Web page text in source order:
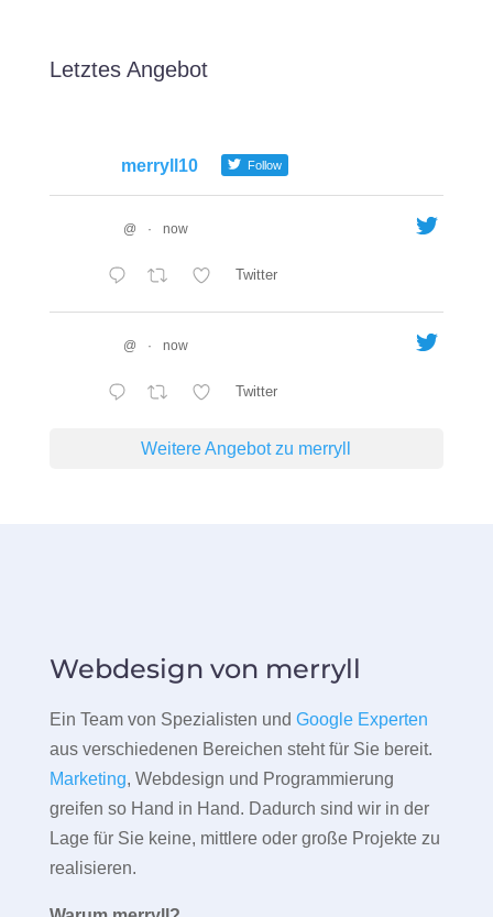
Letztes Angebot
merryll10 Follow
@ · now
Twitter
@ · now
Twitter
Weitere Angebot zu merryll
Webdesign von merryll
Ein Team von Spezialisten und Google Experten
aus verschiedenen Bereichen steht für Sie bereit.
Marketing, Webdesign und Programmierung
greifen so Hand in Hand. Dadurch sind wir in der
Lage für Sie keine, mittlere oder große Projekte zu
realisieren.